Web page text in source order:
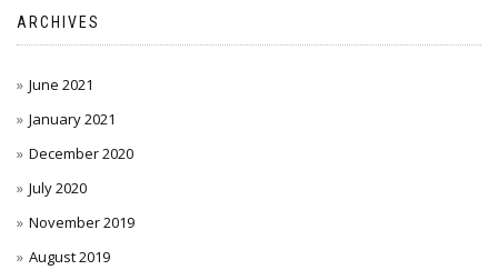
ARCHIVES
June 2021
January 2021
December 2020
July 2020
November 2019
August 2019